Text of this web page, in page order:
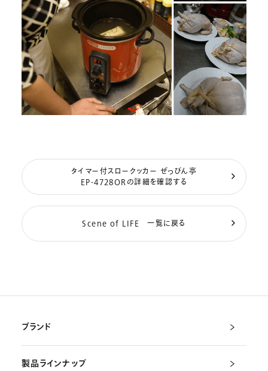
タイマー付スロークッカー ぜっぴん亭
EP-4728ORの詳細を確認する
Scene of LIFE 一覧に戻る
ブランド
製品ラインナップ